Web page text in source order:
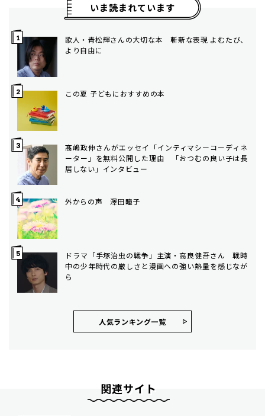
いま読まれています
歌人・青松輝さんの大切な本 斬新な表現 よむたび、
より自由に
この夏 子どもにおすすめの本
髙嶋政伸さんがエッセイ「インティマシーコーディネ
ーター」を無料公開した理由 「おつむの良い子は長
居しない」インタビュー
外からの声 澤田瞳子
ドラマ「手塚治虫の戦争」主演・高良健吾さん 戦時
中の少年時代の厳しさと漫画への強い熱量を感じなが
ら
人気ランキング⼀覧
関連サイト